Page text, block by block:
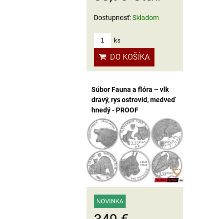
Dostupnosť:Skladom
ks
DO KOŠÍKA
Súbor Fauna a flóra – vlk
dravý, rys ostrovid, medveď
hnedý - PROOF
NOVINKA